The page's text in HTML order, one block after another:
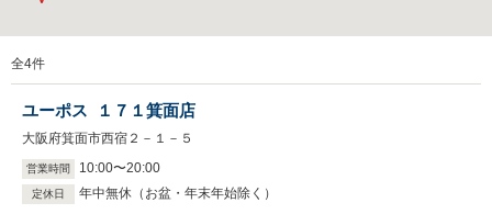
全4件
ユーポス １７１箕面店
大阪府箕面市西宿２－１－５
営業時間 10:00〜20:00
定休日
年中無休（お盆・年末年始除く）